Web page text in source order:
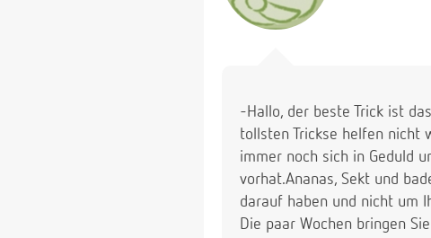
-Hallo, der beste Trick ist
tollsten Trickse helfen nicht
immer noch sich in Geduld
vorhat.Ananas, Sekt und
darauf haben und nicht um
Die paar Wochen bringen